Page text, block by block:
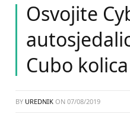
Osvojite
Cubo kolica
BY UREDNIK ON 07/08/2019